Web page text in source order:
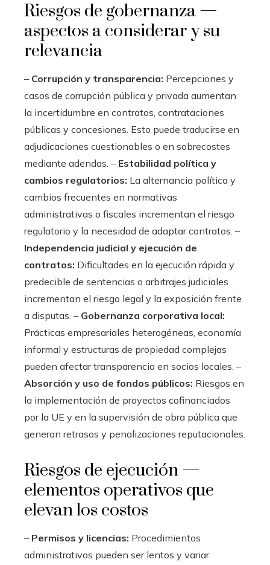
Riesgos de gobernanza —
aspectos a considerar y su
relevancia
– Corrupción y transparencia: Percepciones y
casos de corrupción pública y privada aumentan
la incertidumbre en contratos, contrataciones
públicas y concesiones. Esto puede traducirse en
adjudicaciones cuestionables o en sobrecostes
mediante adendas. – Estabilidad política y
cambios regulatorios: La alternancia política y
cambios frecuentes en normativas
administrativas o fiscales incrementan el riesgo
regulatorio y la necesidad de adaptar contratos. –
Independencia judicial y ejecución de
contratos: Dificultades en la ejecución rápida y
predecible de sentencias o arbitrajes judiciales
incrementan el riesgo legal y la exposición frente
a disputas. – Gobernanza corporativa local:
Prácticas empresariales heterogéneas, economía
informal y estructuras de propiedad complejas
pueden afectar transparencia en socios locales. –
Absorción y uso de fondos públicos: Riesgos en
la implementación de proyectos cofinanciados
por la UE y en la supervisión de obra pública que
generan retrasos y penalizaciones reputacionales.
Riesgos de ejecución —
elementos operativos que
elevan los costos
– Permisos y licencias: Procedimientos
administrativos pueden ser lentos y variar